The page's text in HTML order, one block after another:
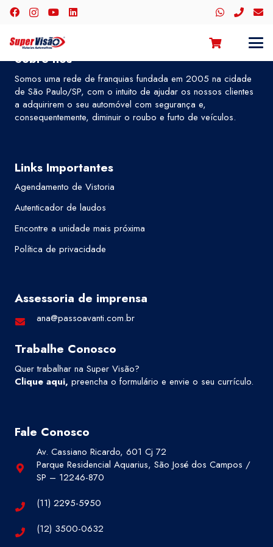
Sobre nós
Somos uma rede de franquias fundada em 2005 na cidade
de São Paulo/SP, com o intuito de ajudar os nossos clientes
a adquirirem o seu automóvel com segurança e,
consequentemente, diminuir o roubo e furto de veículos.
Links Importantes
Agendamento de Vistoria
Autenticador de laudos
Encontre a unidade mais próxima
Política de privacidade
Assessoria de imprensa
ana@passoavanti.com.br
Trabalhe Conosco
Quer trabalhar na Super Visão?
Clique aqui, preencha o formulário e envie o seu currículo.
Fale Conosco
Av. Cassiano Ricardo, 601 Cj 72
Parque Residencial Aquarius, São José dos Campos /
SP – 12246-870
(11) 2295-5950
(12) 3500-0632